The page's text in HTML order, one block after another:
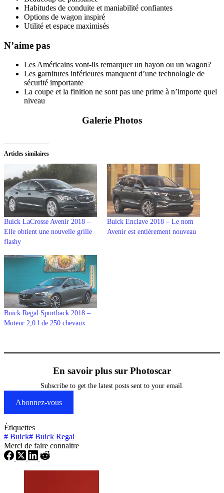
Habitudes de conduite et maniabilité confiantes
Options de wagon inspiré
Utilité et espace maximisés
N’aime pas
Les Américains vont-ils remarquer un hayon ou un wagon?
Les garnitures inférieures manquent d’une technologie de
sécurité importante
La coupe et la finition ne sont pas une prime à n’importe quel
niveau
Galerie Photos
Articles similaires
Buick LaCrosse Avenir 2018 –
Elle obtient une nouvelle grille
flashy
Buick Enclave 2018 – Le nom
Avenir est entièrement nouveau
Buick Regal Sportback 2018 –
Moteur 2,0 l de 250 chevaux
En savoir plus sur Photoscar
Subscribe to get the latest posts sent to your email.
Abonnez-vous
Étiquettes
# Buick# Buick Regal
Merci de faire connaitre